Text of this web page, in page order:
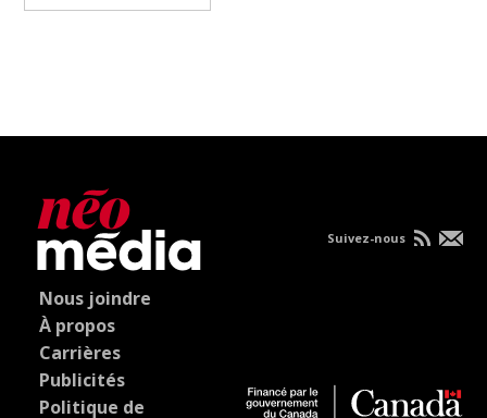
Nous joindre
À propos
Carrières
Publicités
Politique de
Suivez-nous